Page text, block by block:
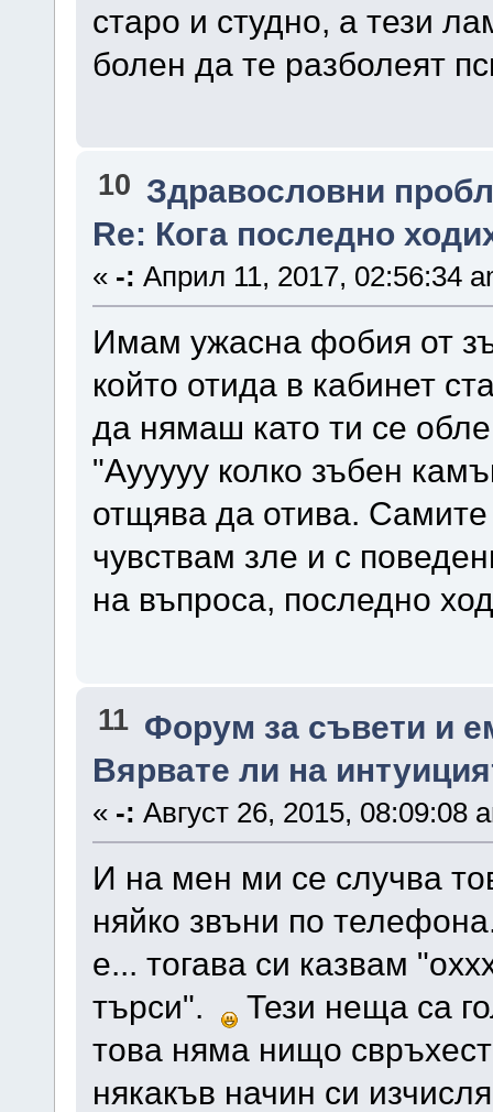
старо и студно, а тези
болен да те разболеят
10 Здравословни
Re: Кога последно
« -: Април 11, 2017, 02:56:34
Имам ужасна фобия от
който отида в кабинет
да нямаш като ти се
"Аууууу колко зъбен
отщява да отива.
чувствам зле и с
на въпроса, последно
11 Форум за съвети и
Вярвате ли на
« -: Август 26, 2015, 08:09:08
И на мен ми се случва
няйко звъни по
е... тогава си казвам
търси".
Тези неща са
това няма нищо
някакъв начин си